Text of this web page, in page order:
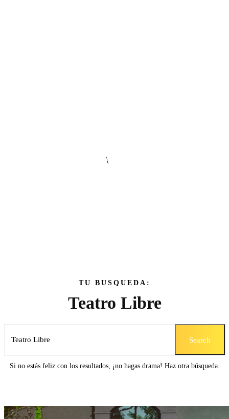
TU BUSQUEDA:
Teatro Libre
Search
Si no estás feliz con los resultados, ¡no hagas drama! Haz otra búsqueda.